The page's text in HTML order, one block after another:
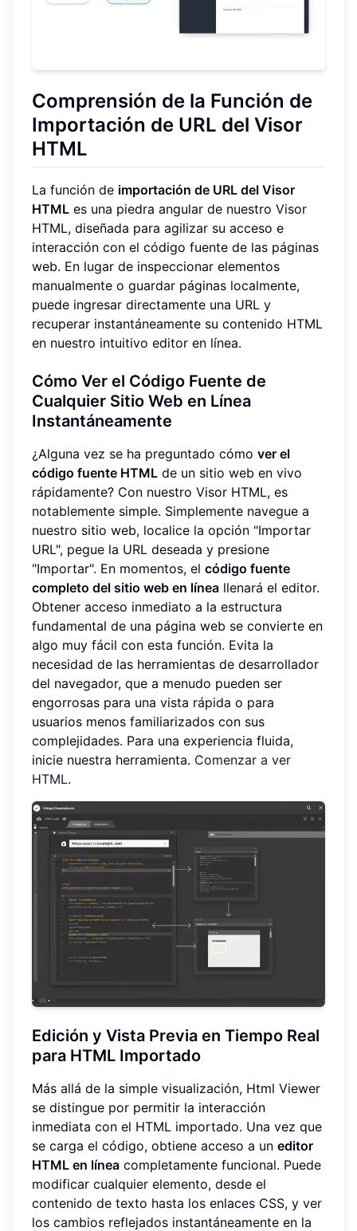
Comprensión de la Función de
Importación de URL del Visor
HTML
La función de importación de URL del Visor
HTML es una piedra angular de nuestro Visor
HTML, diseñada para agilizar su acceso e
interacción con el código fuente de las páginas
web. En lugar de inspeccionar elementos
manualmente o guardar páginas localmente,
puede ingresar directamente una URL y
recuperar instantáneamente su contenido HTML
en nuestro intuitivo editor en línea.
Cómo Ver el Código Fuente de
Cualquier Sitio Web en Línea
Instantáneamente
¿Alguna vez se ha preguntado cómo ver el
código fuente HTML de un sitio web en vivo
rápidamente? Con nuestro Visor HTML, es
notablemente simple. Simplemente navegue a
nuestro sitio web, localice la opción "Importar
URL", pegue la URL deseada y presione
"Importar". En momentos, el código fuente
completo del sitio web en línea llenará el editor.
Obtener acceso inmediato a la estructura
fundamental de una página web se convierte en
algo muy fácil con esta función. Evita la
necesidad de las herramientas de desarrollador
del navegador, que a menudo pueden ser
engorrosas para una vista rápida o para
usuarios menos familiarizados con sus
complejidades. Para una experiencia fluida,
inicie nuestra herramienta. Comenzar a ver
HTML.
Edición y Vista Previa en Tiempo Real
para HTML Importado
Más allá de la simple visualización, Html Viewer
se distingue por permitir la interacción
inmediata con el HTML importado. Una vez que
se carga el código, obtiene acceso a un editor
HTML en línea completamente funcional. Puede
modificar cualquier elemento, desde el
contenido de texto hasta los enlaces CSS, y ver
los cambios reflejados instantáneamente en la